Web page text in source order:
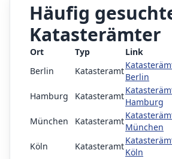
Häufig
Katasterämter
Ort Typ
Link
Berlin
Katasteramt
Berlin
Hamburg
Katasteramt
Hamburg
München
Katasteramt
München
Köln
Katasteramt
Köln